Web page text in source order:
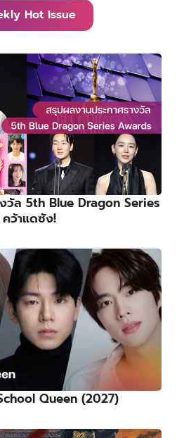
Hot Issue
วัล 5th Blue Dragon Series
ว้าแดซัง!
Queen (2027)